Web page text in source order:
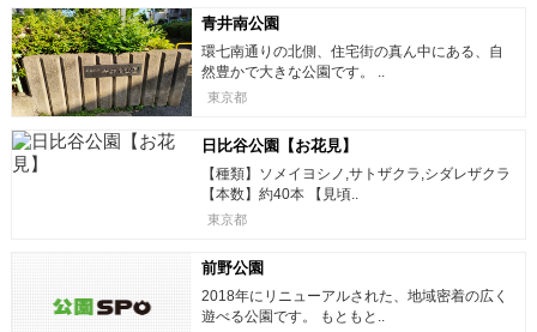
青井南公園
環七南通りの北側、住宅街の真ん中にある、自
然豊かで大きな公園です。 ..
東京都
日比谷公園【お花見】
【種類】ソメイヨシノ,サトザクラ,シダレザクラ
【本数】約40本 【見頃..
東京都
前野公園
2018年にリニューアルされた、地域密着の広く
遊べる公園です。 もともと..